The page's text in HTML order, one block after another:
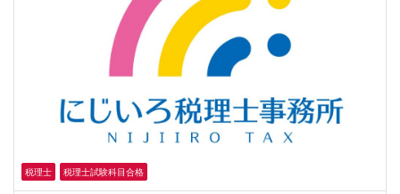
税理士 税理士試験科目合格